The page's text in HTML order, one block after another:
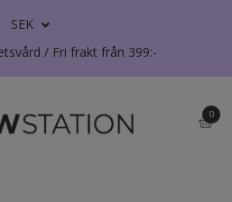
SEK
/ Fri frakt från 399:-
0